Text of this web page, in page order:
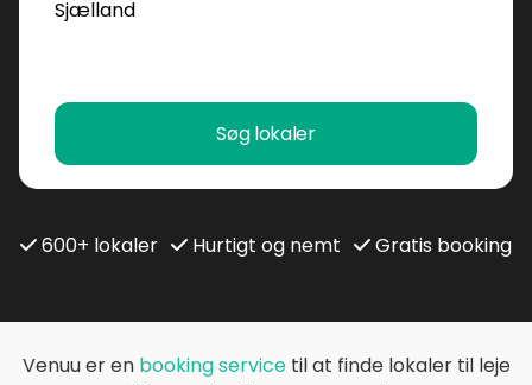
Søg lokaler
600+ lokaler Hurtigt og nemt Gratis booking
Venuu er en booking servicetil at finde lokaler til leje